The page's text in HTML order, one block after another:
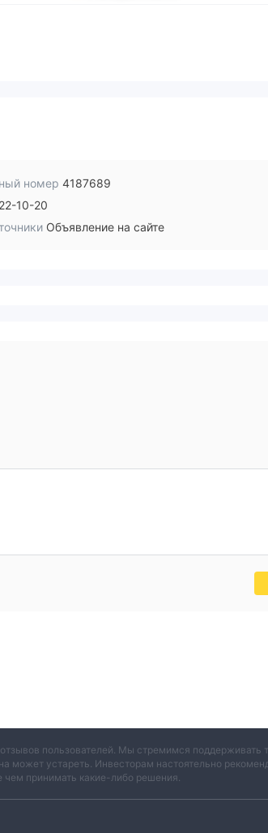
номер 4187689
10-20
Объявление на сайте
пользователей. Мы стремимся поддерживать
может устареть. Инвесторам настоятельно
принимать какие-либо решения.